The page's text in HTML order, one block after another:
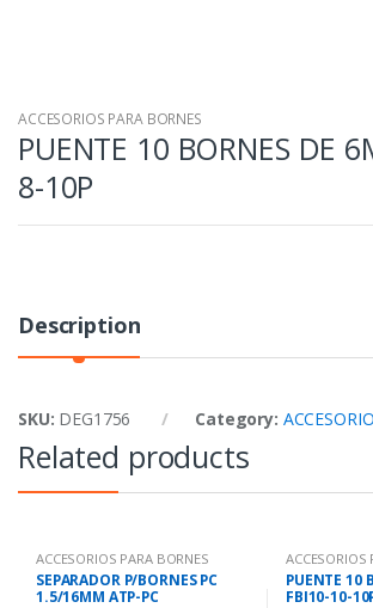
ACCESORIOS PARA BORNES
PUENTE 10 BORNES DE
8-10P
Description
SKU: DEG1756 Category:
Related products
ACCESORIOS PARA BORNES
SEPARADOR P/BORNES PC
1.5/16MM ATP-PC
ACCESORIOS
PUENTE 10
FBI10-10-